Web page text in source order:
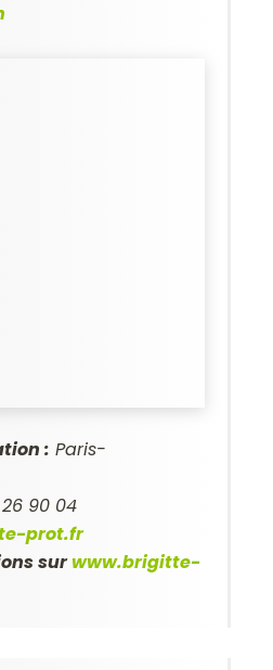
: Paris-
26 90 04
prot.fr
surwww.brigitte-